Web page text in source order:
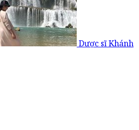
Dược sĩ Khánh